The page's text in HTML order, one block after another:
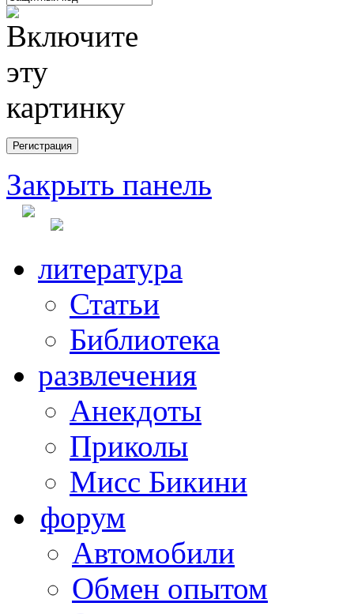
Закрыть панель
литература
Статьи
Библиотека
развлечения
Анекдоты
Приколы
Мисс Бикини
форум
Автомобили
Обмен опытом